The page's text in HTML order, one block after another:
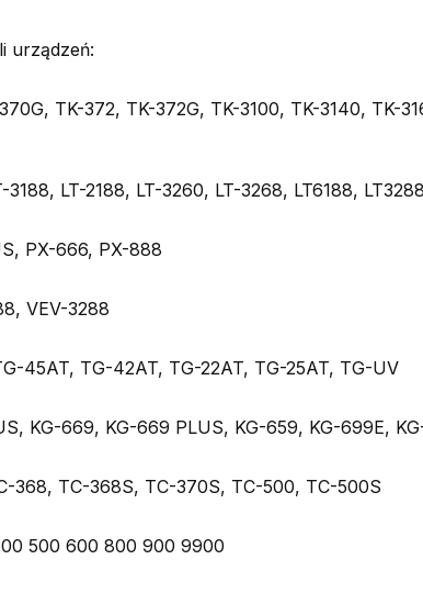
urządzeń:
TK-372, TK-372G, TK-3100, TK-3140, TK-
3188, LT-2188, LT-3260, LT-3268, LT6188, LT3288
PX-666, PX-888
VEV-3288
45AT, TG-42AT, TG-22AT, TG-25AT, TG-UV
KG-669, KG-669 PLUS, KG-659, KG-699E,
368, TC-368S, TC-370S, TC-500, TC-500S
500 600 800 900 9900